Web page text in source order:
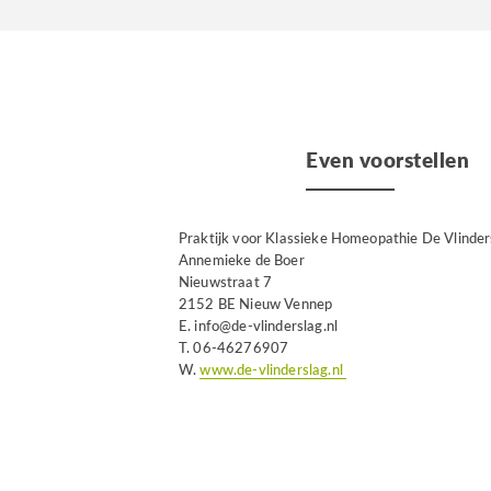
Even voorstellen
Praktijk voor Klassieke Homeopathie De
Annemieke de Boer
Nieuwstraat 7
2152 BE Nieuw Vennep
E. info@de-vlinderslag.nl
T. 06-46276907
W.www.de-vlinderslag.nl